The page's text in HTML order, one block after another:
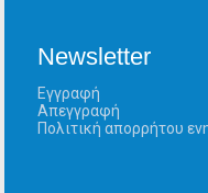
Newsletter
Εγγραφή
Απεγγραφή
Πολιτική απορρήτου